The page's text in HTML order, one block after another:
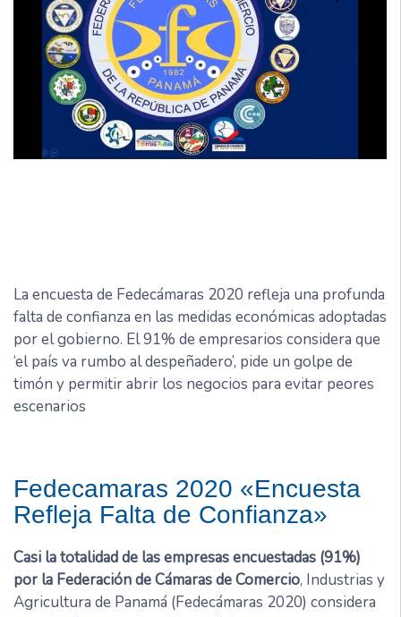
La encuesta de Fedecámaras 2020 refleja una profunda
falta de confianza en las medidas económicas adoptadas
por el gobierno. El 91% de empresarios considera que
‘el país va rumbo al despeñadero’, pide un golpe de
timón y permitir abrir los negocios para evitar peores
escenarios
Fedecamaras 2020 «Encuesta
Refleja Falta de Confianza»
Casi la totalidad de las empresas encuestadas (91%)
por la Federación de Cámaras de Comercio, Industrias y
Agricultura de Panamá (Fedecámaras 2020) considera